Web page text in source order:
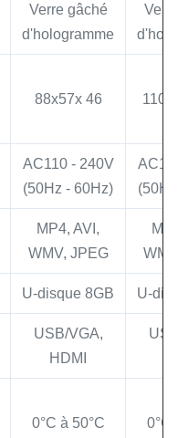
Verre gâché
d'hologramme
88x57x 46
AC110 - 240V
(50Hz - 60Hz)
MP4, AVI,
WMV, JPEG
U-disque 8GB U-
USB/VGA,
HDMI
0°C à 50°C 0°C